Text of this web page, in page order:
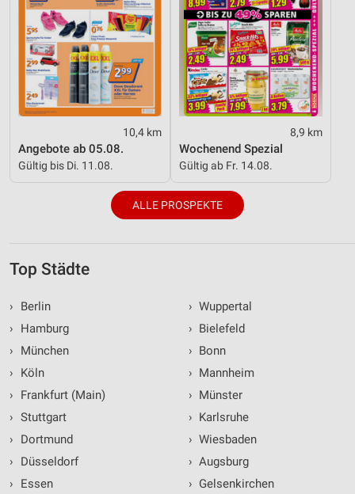
10,4 km
Angebote ab 05.08.
Gültig bis Di. 11.08.
8,9 km
Wochenend Spezial
Gültig ab Fr. 14.08.
ALLE PROSPEKTE
Top Städte
›
Berlin
›
Hamburg
›
München
›
Köln
›
Frankfurt (Main)
› Stuttgart
›
Dortmund
›
Düsseldorf
›
Essen
› Wuppertal
› Bielefeld
› Bonn
› Mannheim
› Münster
› Karlsruhe
› Wiesbaden
› Augsburg
› Gelsenkirchen